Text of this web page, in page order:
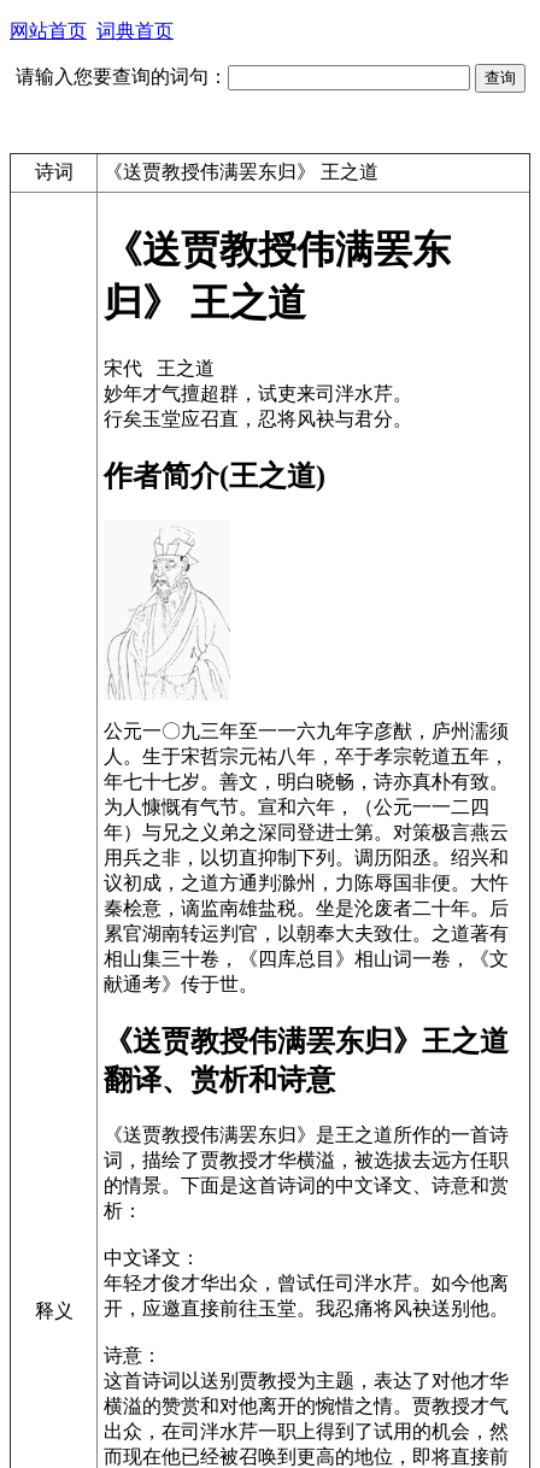
网站首页 词典首页
请输入您要查询的词句：
诗词 《送贾教授伟满罢东归》 王之道
释义
《送贾教授伟满罢东
归》 王之道
宋代 王之道
妙年才气擅超群，试吏来司泮水芹。
行矣玉堂应召直，忍将风袂与君分。
作者简介(王之道)
公元一〇九三年至一一六九年字彦猷，庐州濡须
人。生于宋哲宗元祐八年，卒于孝宗乾道五年，
年七十七岁。善文，明白晓畅，诗亦真朴有致。
为人慷慨有气节。宣和六年，（公元一一二四
年）与兄之义弟之深同登进士第。对策极言燕云
用兵之非，以切直抑制下列。调历阳丞。绍兴和
议初成，之道方通判滁州，力陈辱国非便。大忤
秦桧意，谪监南雄盐税。坐是沦废者二十年。后
累官湖南转运判官，以朝奉大夫致仕。之道著有
相山集三十卷，《四库总目》相山词一卷，《文
献通考》传于世。
《送贾教授伟满罢东归》王之道
翻译、赏析和诗意
《送贾教授伟满罢东归》是王之道所作的一首诗
词，描绘了贾教授才华横溢，被选拔去远方任职
的情景。下面是这首诗词的中文译文、诗意和赏
析：
中文译文：
年轻才俊才华出众，曾试任司泮水芹。如今他离
开，应邀直接前往玉堂。我忍痛将风袂送别他。
诗意：
这首诗词以送别贾教授为主题，表达了对他才华
横溢的赞赏和对他离开的惋惜之情。贾教授才气
出众，在司泮水芹一职上得到了试用的机会，然
而现在他已经被召唤到更高的地位，即将直接前